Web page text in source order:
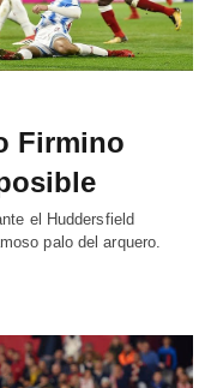
Firmino
el Huddersfield
palo del arquero.